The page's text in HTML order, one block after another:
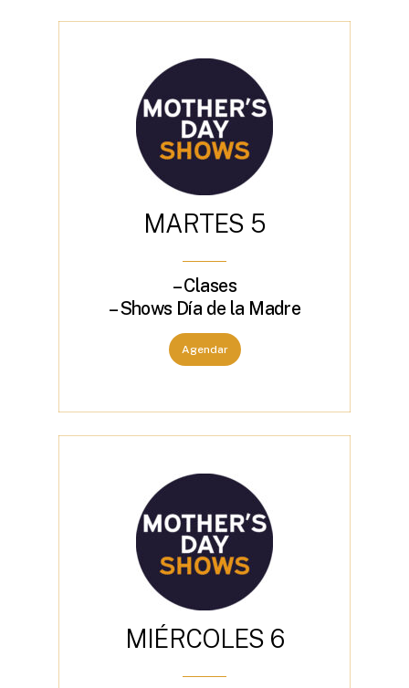
MARTES 5
– Clases
– Shows Día de la Madre
Agendar
MIÉRCOLES 6